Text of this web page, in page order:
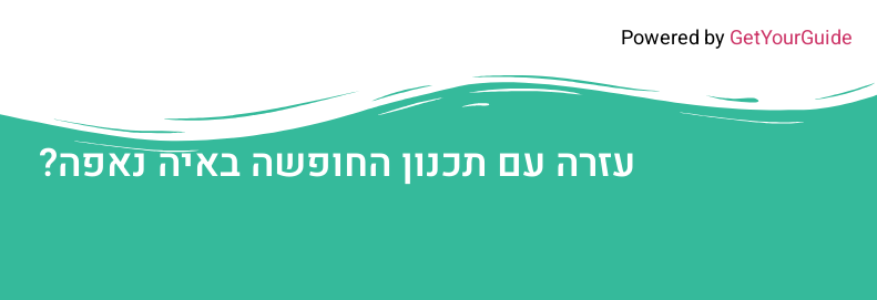
Powered byGetYourGuide
עזרה עם תכנון החופשה באיה נאפה?